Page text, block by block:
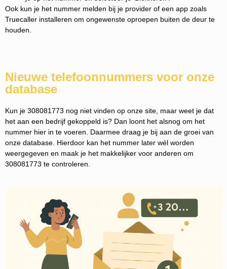
Ook kun je het nummer melden bij je provider of een app zoals
Truecaller installeren om ongewenste oproepen buiten de deur te
houden.
Nieuwe telefoonnummers voor onze
database
Kun je 308081773 nog niet vinden op onze site, maar weet je dat
het aan een bedrijf gekoppeld is? Dan loont het alsnog om het
nummer hier in te voeren. Daarmee draag je bij aan de groei van
onze database. Hierdoor kan het nummer later wél worden
weergegeven en maak je het makkelijker voor anderen om
308081773 te controleren.